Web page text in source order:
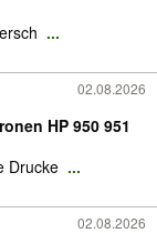
...
02.08.2026
verschenke Druckerpatronen HP 950 951
Drucke ...
02.08.2026